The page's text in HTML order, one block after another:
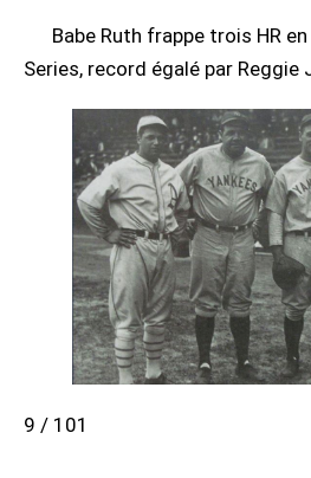
Babe Ruth frappe trois HR
Series, record égalé par Reggie
9 / 101